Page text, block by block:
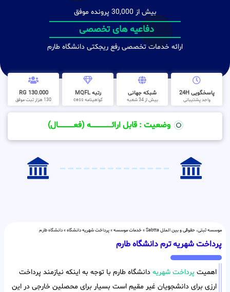
بیش از 30,000 پرونده موفق
دفاعیه های تخصصی
ارائه خدمات تخصصی رفع ریجکتی دانشگاه طارم
پاسخگویی 24H
واحد پشتیبانی
شبکه جهانی
بیش از 34 شعبه
رتبه MQFL
گواهینامه cess
130.000 RG
130 هزار ثبت موفق
وضعیت : قابل ارائــــــــــــــــــــه (فعـــــــــــــــال)
موسسه ثبتی، حقوقی و بین الملل Sabtta » خدمات موسسه»پرداخت شهریه دانشگاه»دانشگاه طارم
پرداخت شهریه ترم دانشگاه طارم
اهمیت پرداخت شهریه دانشگاه طارم با توجه به اینکه نیازمند پرداخت
ارزی برای دانشجویان غیر مقیم است بسیار برای محصلین خارجی در این